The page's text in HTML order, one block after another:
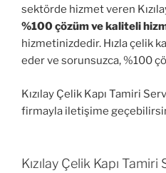
sektörde hizmet veren
%100 çözüm ve kaliteli
hizmetinizdedir. Hızla çelik
eder ve sorunsuzca, %100
Kızılay Çelik Kapı Tamiri
firmayla iletişime
Kızılay Çelik Kapı